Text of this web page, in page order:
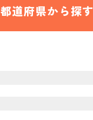
都道府県から探す